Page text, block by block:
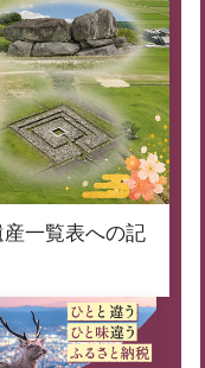
産一覧表への記